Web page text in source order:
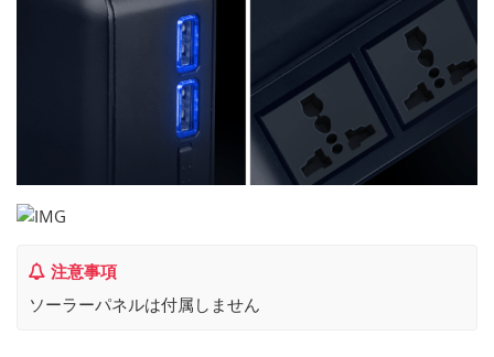
注意事項
ソーラーパネルは付属しません